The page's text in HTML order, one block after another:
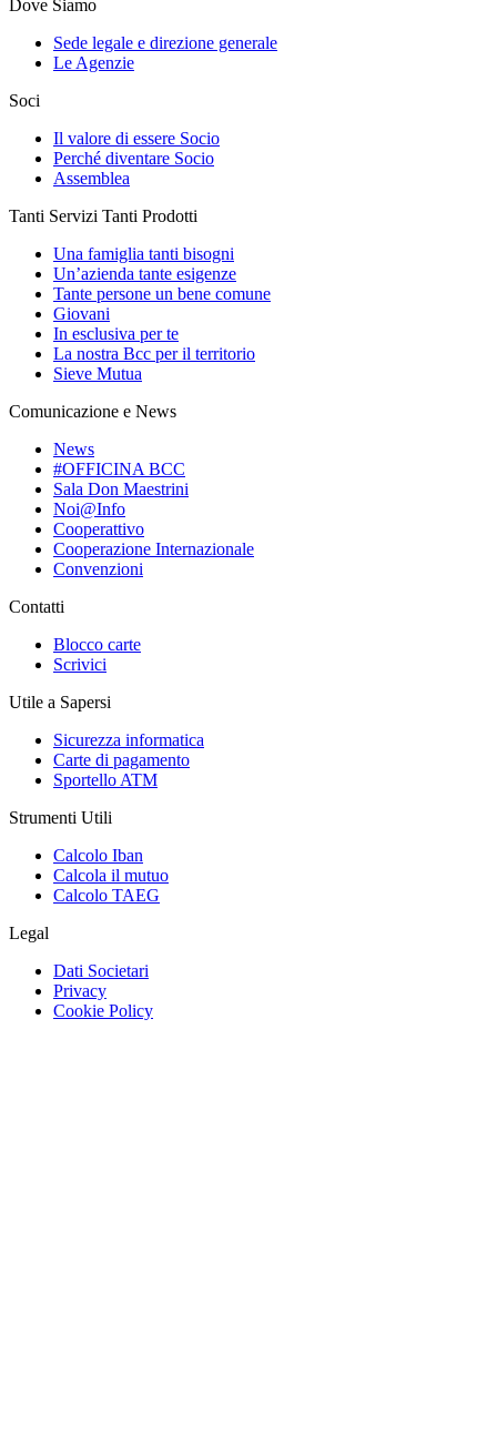
Dove Siamo
Sede legale e direzione generale
Le Agenzie
Soci
Il valore di essere Socio
Perché diventare Socio
Assemblea
Tanti Servizi Tanti Prodotti
Una famiglia tanti bisogni
Un’azienda tante esigenze
Tante persone un bene comune
Giovani
In esclusiva per te
La nostra Bcc per il territorio
Sieve Mutua
Comunicazione e News
News
#OFFICINA BCC
Sala Don Maestrini
Noi@Info
Cooperattivo
Cooperazione Internazionale
Convenzioni
Contatti
Blocco carte
Scrivici
Utile a Sapersi
Sicurezza informatica
Carte di pagamento
Sportello ATM
Strumenti Utili
Calcolo Iban
Calcola il mutuo
Calcolo TAEG
Legal
Dati Societari
Privacy
Cookie Policy